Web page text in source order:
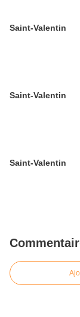
Saint-Valentin
Saint-Valentin
Saint-Valentin